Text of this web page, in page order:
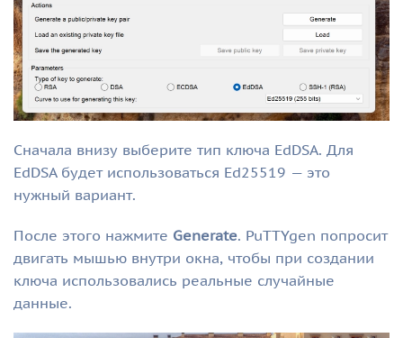
Сначала внизу выберите тип ключа EdDSA. Для
EdDSA будет использоваться Ed25519 — это
нужный вариант.
После этого нажмите Generate. PuTTYgen попросит
двигать мышью внутри окна, чтобы при создании
ключа использовались реальные случайные
данные.